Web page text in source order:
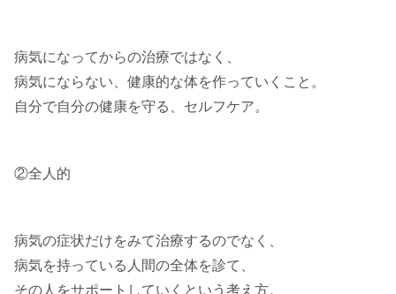
病気になってからの治療ではなく、
病気にならない、健康的な体を作っていくこと。
自分で自分の健康を守る、セルフケア。
②全人的
病気の症状だけをみて治療するのでなく、
病気を持っている人間の全体を診て、
その人をサポートしていくという考え方。